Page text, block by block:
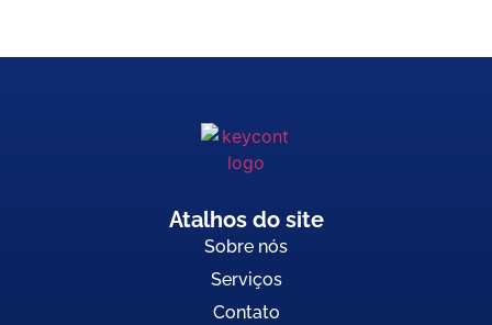
Atalhos do site
Sobre nós
Serviços
Contato